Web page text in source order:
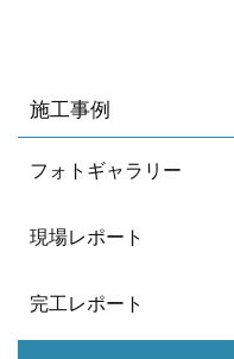
施工事例
フォトギャラリー
現場レポート
完工レポート